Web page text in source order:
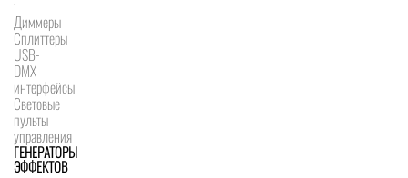
Диммеры
Сплиттеры
USB-
DMX
интерфейсы
Световые
пульты
управления
ГЕНЕРАТОРЫ
ЭФФЕКТОВ